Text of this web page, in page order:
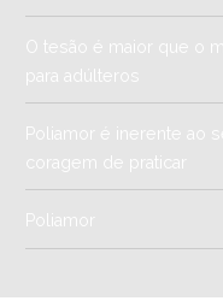
O tesão é maior que o
para adúlteros
Poliamor é inerente ao
coragem de praticar
Poliamor